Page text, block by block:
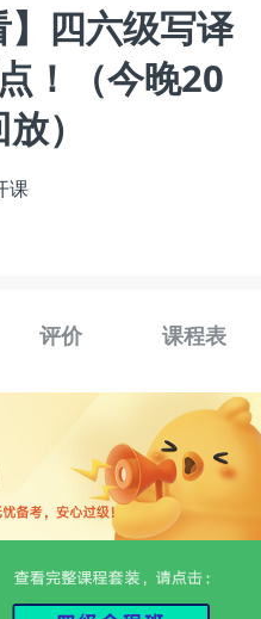
】四六级写译
！（今晚20
）
课
评价 课程表